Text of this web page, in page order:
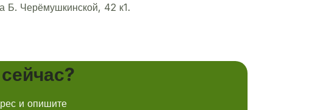
Б. Черёмушкинской, 42 к1.
и опишите